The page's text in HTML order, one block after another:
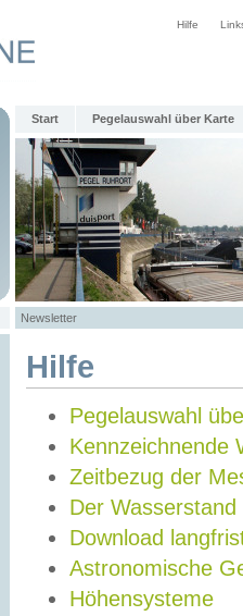
Hilfe
Start Pegelauswahl über Karte
Newsletter
Hilfe
Pegelauswahl
Kennzeichnende
Zeitbezug der
Der Wasserstand
Download
Astronomische
Höhensysteme